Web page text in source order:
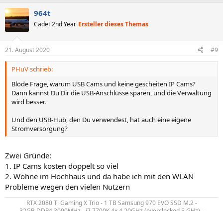
964t
Cadet 2nd Year Ersteller dieses Themas
21. August 2020 #9
PHuV schrieb:
Blöde Frage, warum USB Cams und keine gescheiten IP Cams?
Dann kannst Du Dir die USB-Anschlüsse sparen, und die Verwaltung
wird besser.
Und den USB-Hub, den Du verwendest, hat auch eine eigene
Stromversorgung?
Zwei Gründe:
1. IP Cams kosten doppelt so viel
2. Wohne im Hochhaus und da habe ich mit den WLAN
Probleme wegen den vielen Nutzern
RTX 2080 Ti Gaming X Trio - 1 TB Samsung 970 EVO SSD M.2 -